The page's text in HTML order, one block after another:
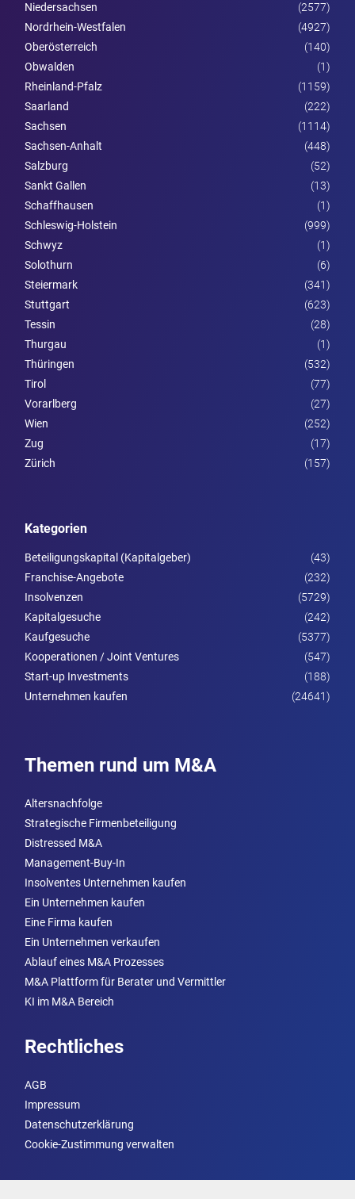
Niedersachsen
(2577)
Nordrhein-Westfalen
(4927)
Ober­österreich
(140)
Obwalden
(1)
Rheinland-Pfalz
(1159)
Saarland
(222)
Sachsen
(1114)
Sachsen-Anhalt
(448)
Salzburg
(52)
Sankt Gallen
(13)
Schaffhausen
(1)
Schleswig-Holstein
(999)
Schwyz
(1)
Solothurn
(6)
Steier­mark
(341)
Stuttgart
(623)
Tessin
(28)
Thurgau
(1)
Thüringen
(532)
Tirol
(77)
Vorarl­berg
(27)
Wien
(252)
Zug
(17)
Zürich
(157)
Kategorien
Beteiligungskapital (Kapitalgeber)
(43)
Franchise-Angebote
(232)
Insolvenzen
(5729)
Kapitalgesuche
(242)
Kaufgesuche
(5377)
Kooperationen / Joint Ventures
(547)
Start-up Investments
(188)
Unternehmen kaufen
(24641)
Themen rund um M&A
Altersnachfolge
Strategische Firmenbeteiligung
Distressed M&A
Management-Buy-In
Insolventes Unternehmen kaufen
Ein Unternehmen kaufen
Eine Firma kaufen
Ein Unternehmen verkaufen
Ablauf eines M&A Prozesses
M&A Plattform für Berater und Vermittler
KI im M&A Bereich
Rechtliches
AGB
Impressum
Datenschutzerklärung
Cookie-Zustimmung verwalten